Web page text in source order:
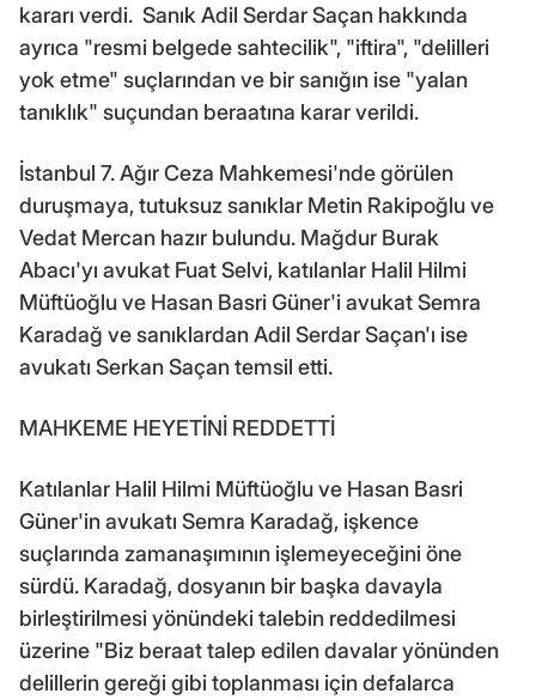
kararı verdi. Sanık Adil Serdar Saçan hakkında
ayrıca "resmi belgede sahtecilik", "iftira", "delilleri
yok etme" suçlarından ve bir sanığın ise "yalan
tanıklık" suçundan beraatına karar verildi.
İstanbul 7. Ağır Ceza Mahkemesi'nde görülen
duruşmaya, tutuksuz sanıklar Metin Rakipoğlu ve
Vedat Mercan hazır bulundu. Mağdur Burak
Abacı'yı avukat Fuat Selvi, katılanlar Halil Hilmi
Müftüoğlu ve Hasan Basri Güner'i avukat Semra
Karadağ ve sanıklardan Adil Serdar Saçan'ı ise
avukatı Serkan Saçan temsil etti.
MAHKEME HEYETİNİ REDDETTİ
Katılanlar Halil Hilmi Müftüoğlu ve Hasan Basri
Güner'in avukatı Semra Karadağ, işkence
suçlarında zamanaşımının işlemeyeceğini öne
sürdü. Karadağ, dosyanın bir başka davayla
birleştirilmesi yönündeki talebin reddedilmesi
üzerine "Biz beraat talep edilen davalar yönünden
delillerin gereği gibi toplanması için defalarca